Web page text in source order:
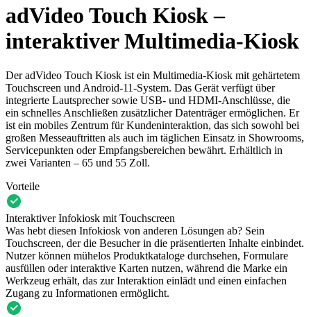
adVideo Touch Kiosk –
interaktiver Multimedia-Kiosk
Der adVideo Touch Kiosk ist ein Multimedia-Kiosk mit gehärtetem
Touchscreen und Android-11-System. Das Gerät verfügt über
integrierte Lautsprecher sowie USB- und HDMI-Anschlüsse, die
ein schnelles Anschließen zusätzlicher Datenträger ermöglichen. Er
ist ein mobiles Zentrum für Kundeninteraktion, das sich sowohl bei
großen Messeauftritten als auch im täglichen Einsatz in Showrooms,
Servicepunkten oder Empfangsbereichen bewährt. Erhältlich in
zwei Varianten – 65 und 55 Zoll.
Vorteile
Interaktiver Infokiosk mit Touchscreen
Was hebt diesen Infokiosk von anderen Lösungen ab? Sein
Touchscreen, der die Besucher in die präsentierten Inhalte einbindet.
Nutzer können mühelos Produktkataloge durchsehen, Formulare
ausfüllen oder interaktive Karten nutzen, während die Marke ein
Werkzeug erhält, das zur Interaktion einlädt und einen einfachen
Zugang zu Informationen ermöglicht.